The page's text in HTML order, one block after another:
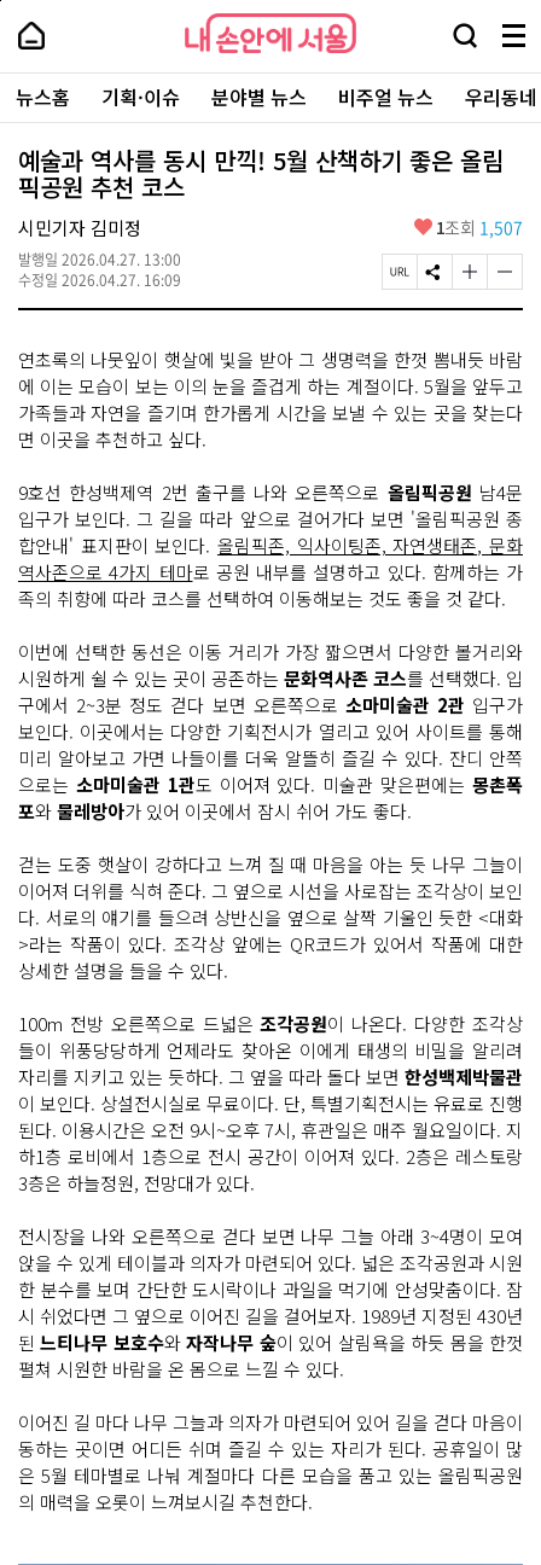
본
로
가
내
손
안
에
서
울
-
서
울
시
대
표
소
통
포
내
손
에
울
검
창
열
기
메
뉴
전
체
보
주
요
서
뉴스홈 기획·이슈 분야별 뉴스 비주얼 뉴스 우리동
예술과 역사를 동시 만끽! 5월 산책하기 좋은 올림
픽공원 추천 코스
시민기자 김미정
발행일 2026.04.27. 13:00
수정일 2026.04.27. 16:09
좋
요
1조회 1,507
페
이
R
L
복
사
S
N
유
하
기
글
자
크
게
변
경
글
자
작
게
변
경
연초록의 나뭇잎이 햇살에 빛을 받아 그 생명력을 한껏 뽐내듯 바람
에 이는 모습이 보는 이의 눈을 즐겁게 하는 계절이다. 5월을 앞두고
가족들과 자연을 즐기며 한가롭게 시간을 보낼 수 있는 곳을 찾는다
면 이곳을 추천하고 싶다.
9호선 한성백제역 2번 출구를 나와 오른쪽으로 올림픽공원 남4문
입구가 보인다. 그 길을 따라 앞으로 걸어가다 보면 '올림픽공원 종
합안내' 표지판이 보인다. 올림픽존, 익사이팅존, 자연생태존, 문화
역사존으로 4가지 테마로 공원 내부를 설명하고 있다. 함께하는 가
족의 취향에 따라 코스를 선택하여 이동해보는 것도 좋을 것 같다.
이번에 선택한 동선은 이동 거리가 가장 짧으면서 다양한 볼거리와
시원하게 쉴 수 있는 곳이 공존하는 문화역사존 코스를 선택했다. 입
구에서 2~3분 정도 걷다 보면 오른쪽으로 소마미술관 2관 입구가
보인다. 이곳에서는 다양한 기획전시가 열리고 있어 사이트를 통해
미리 알아보고 가면 나들이를 더욱 알뜰히 즐길 수 있다. 잔디 안쪽
으로는 소마미술관 1관도 이어져 있다. 미술관 맞은편에는몽촌폭
포와물레방아가 있어 이곳에서 잠시 쉬어 가도 좋다.
걷는 도중 햇살이 강하다고 느껴 질 때 마음을 아는 듯 나무 그늘이
이어져 더위를 식혀 준다. 그 옆으로 시선을 사로잡는 조각상이 보인
다. 서로의 얘기를 들으려 상반신을 옆으로 살짝 기울인 듯한 <대화
>라는 작품이 있다. 조각상 앞에는 QR코드가 있어서 작품에 대한
상세한 설명을 들을 수 있다.
100m 전방 오른쪽으로 드넓은조각공원이 나온다. 다양한 조각상
들이 위풍당당하게 언제라도 찾아온 이에게 태생의 비밀을 알리려
자리를 지키고 있는 듯하다. 그 옆을 따라 돌다 보면 한성백제박물관
이 보인다. 상설전시실로 무료이다. 단, 특별기획전시는 유료로 진행
된다. 이용시간은 오전 9시~오후 7시, 휴관일은 매주 월요일이다. 지
하1층 로비에서 1층으로 전시 공간이 이어져 있다. 2층은 레스토랑
3층은 하늘정원, 전망대가 있다.
전시장을 나와 오른쪽으로 걷다 보면 나무 그늘 아래 3~4명이 모여
앉을 수 있게 테이블과 의자가 마련되어 있다. 넓은 조각공원과 시원
한 분수를 보며 간단한 도시락이나 과일을 먹기에 안성맞춤이다. 잠
시 쉬었다면 그 옆으로 이어진 길을 걸어보자. 1989년 지정된 430년
된느티나무 보호수와자작나무 숲이 있어 살림욕을 하듯 몸을 한껏
펼쳐 시원한 바람을 온 몸으로 느낄 수 있다.
이어진 길 마다 나무 그늘과 의자가 마련되어 있어 길을 걷다 마음이
동하는 곳이면 어디든 쉬며 즐길 수 있는 자리가 된다. 공휴일이 많
은 5월 테마별로 나눠 계절마다 다른 모습을 품고 있는 올림픽공원
의 매력을 오롯이 느껴보시길 추천한다.
페
상
단
로